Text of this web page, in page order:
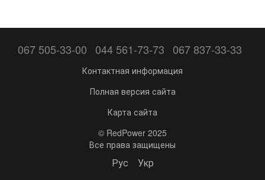
067 505-33-00 044 561-73-73 067 837-33-33
Контактная информация
Полная версия сайта
Карта сайта
© RedPower 2025
Все права защищены
Рус Укр